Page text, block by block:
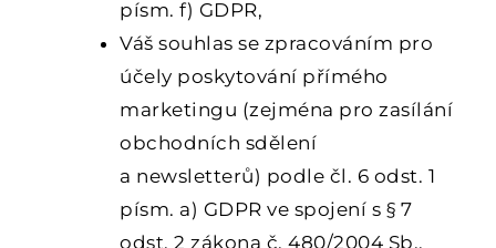
písm. f) GDPR,
Váš souhlas se zpracováním pro
účely poskytování přímého
marketingu (zejména pro zasílání
obchodních sdělení
a newsletterů) podle čl. 6 odst. 1
písm. a) GDPR ve spojení s § 7
odst. 2 zákona č. 480/2004 Sb.,